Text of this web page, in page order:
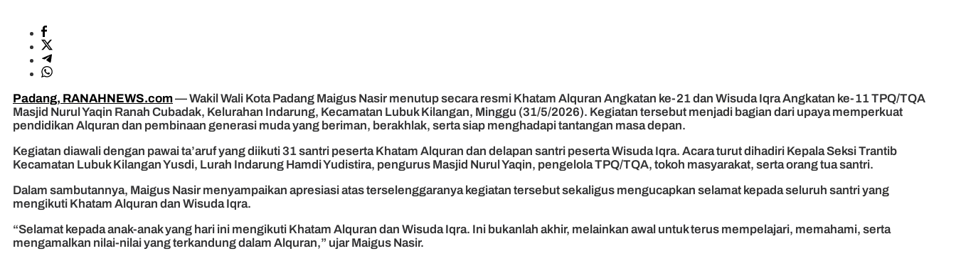
Padang, RANAHNEWS.com— Wakil Wali Kota Padang Maigus Nasir menutup secara resmi Khatam Alquran Angkatan ke-21 dan Wisuda Iqra Angkatan ke-11 TPQ/TQA
Masjid Nurul Yaqin Ranah Cubadak, Kelurahan Indarung, Kecamatan Lubuk Kilangan, Minggu (31/5/2026). Kegiatan tersebut menjadi bagian dari upaya memperkuat
pendidikan Alquran dan pembinaan generasi muda yang beriman, berakhlak, serta siap menghadapi tantangan masa depan.
Kegiatan diawali dengan pawai ta’aruf yang diikuti 31 santri peserta Khatam Alquran dan delapan santri peserta Wisuda Iqra. Acara turut dihadiri Kepala Seksi Trantib
Kecamatan Lubuk Kilangan Yusdi, Lurah Indarung Hamdi Yudistira, pengurus Masjid Nurul Yaqin, pengelola TPQ/TQA, tokoh masyarakat, serta orang tua santri.
Dalam sambutannya, Maigus Nasir menyampaikan apresiasi atas terselenggaranya kegiatan tersebut sekaligus mengucapkan selamat kepada seluruh santri yang
mengikuti Khatam Alquran dan Wisuda Iqra.
“Selamat kepada anak-anak yang hari ini mengikuti Khatam Alquran dan Wisuda Iqra. Ini bukanlah akhir, melainkan awal untuk terus mempelajari, memahami, serta
mengamalkan nilai-nilai yang terkandung dalam Alquran,” ujar Maigus Nasir.